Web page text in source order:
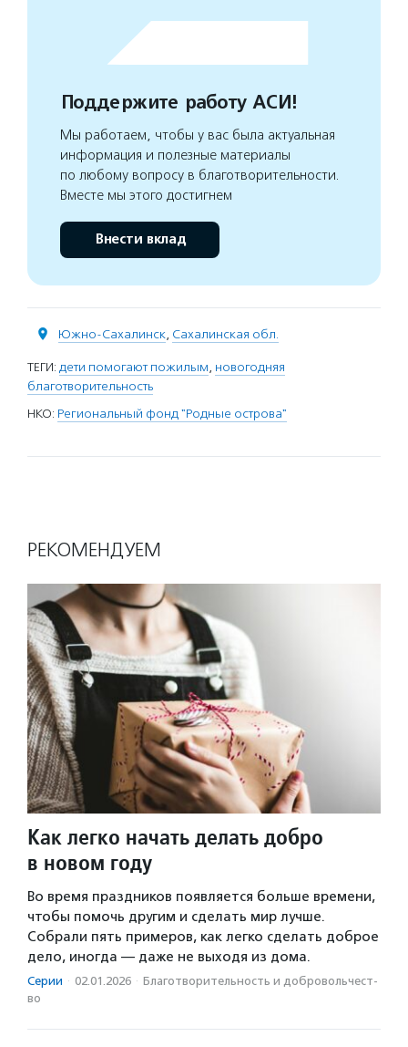
Поддержите работу АСИ!
Мы работаем, чтобы у вас была актуальная
информация и полезные материалы
по любому вопросу в благотворительности.
Вместе мы этого достигнем
Внести вклад
Южно-Сахалинск, Сахалинская обл.
ТЕГИ: дети помогают пожилым, новогодняя
благотворительность
НКО: Региональный фонд "Родные острова"
РЕКОМЕНДУЕМ
Как легко начать делать добро
в новом году
Во время праздников появляется больше времени,
чтобы помочь другим и сделать мир лучше.
Собрали пять примеров, как легко сделать доброе
дело, иногда — даже не выходя из дома.
Серии · 02.01.2026 · Благотвори­тель­ность и доброволь­чест­
во